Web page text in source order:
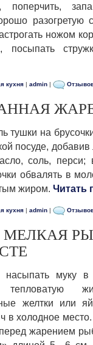
поперчить,
разогретую
ножом
посыпать
кухня | admin |
тушки на
посуде,
соль,
обвалять в
жиром. Читать
кухня | admin |
насыпать муку
желтки или
в холодное
перед жарением